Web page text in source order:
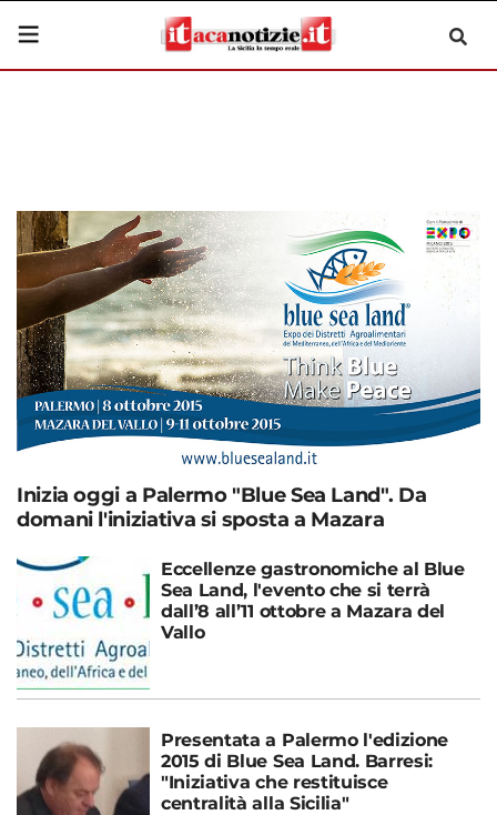
Inizia oggi a Palermo "Blue Sea Land". Da
domani l'iniziativa si sposta a Mazara
Eccellenze gastronomiche al Blue
Sea Land, l'evento che si terrà
dall’8 all’11 ottobre a Mazara del
Vallo
Presentata a Palermo l'edizione
2015 di Blue Sea Land. Barresi:
"Iniziativa che restituisce
centralità alla Sicilia"